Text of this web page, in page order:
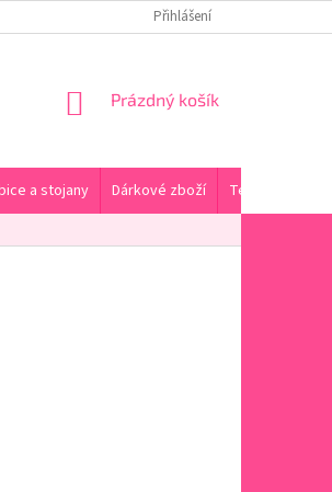
KONTAKTY A PRODEJNAPřihlášení
NÁKUPNÍ
Prázdný košík
a stojany Dárkové zboží Tématické